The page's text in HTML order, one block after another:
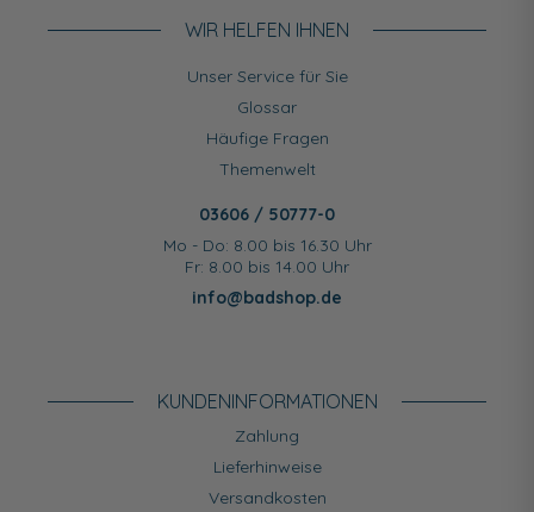
WIR HELFEN IHNEN
Unser Service für Sie
Glossar
Häufige Fragen
Themenwelt
03606 / 50777-0
Mo - Do: 8.00 bis 16.30 Uhr
Fr: 8.00 bis 14.00 Uhr
info@badshop.de
KUNDEN­INFORMATIONEN
Zahlung
Lieferhinweise
Versandkosten